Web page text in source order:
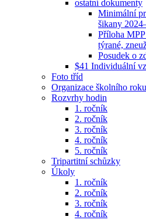
ostatní dokumenty
Minimální
šikany
Příloha
týrané,
Posudek o
$41 Individuální
Foto tříd
Organizace školního roku
Rozvrhy hodin
1. ročník
2. ročník
3. ročník
4. ročník
5. ročník
Tripartitní schůzky
Úkoly
1. ročník
2. ročník
3. ročník
4. ročník